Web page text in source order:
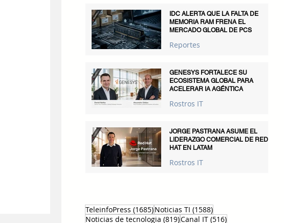
IDC ALERTA QUE LA FALTA DE
MEMORIA RAM FRENA EL
MERCADO GLOBAL DE PCS
Reportes
GENESYS FORTALECE SU
ECOSISTEMA GLOBAL PARA
ACELERAR IA AGÉNTICA
Rostros IT
JORGE PASTRANA ASUME EL
LIDERAZGO COMERCIAL DE RED
HAT EN LATAM
Rostros IT
TeleinfoPress (1685)1685 entradas
Noticias TI (1588)1588 entradas
Noticias de tecnologia (819)819 entradas
Canal IT (516)516 entradas